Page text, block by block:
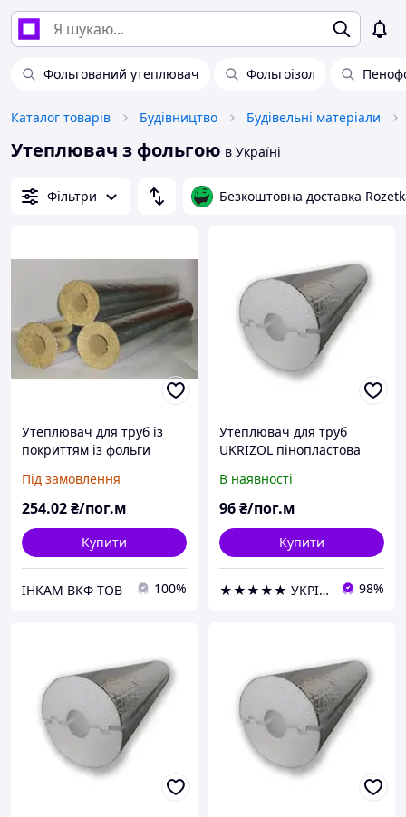
Фольгований утеплювач Фольгоізол
Каталог товарів Будівництво Будівельні матеріали
Утеплювач з фольгою в Україні
Фільтри Безкоштовна доставка
Утеплювач для труб із
покриттям із фольги
57 мм
Під замовлення
254.02₴/пог.м
Купити
ІНКАМ ВКФ ТОВ 100%
Утеплювач для труб
UKRIZOL пінопластова
фольгою
В наявності
96₴/пог.м
Купити
★★★★★ УКРІЗОЛ оптово-роздрібна компанія 98%